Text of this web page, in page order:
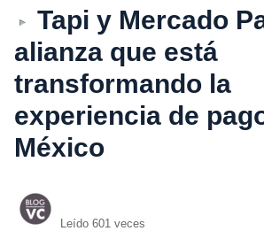
Tapi y Mercado
alianza que está
transformando la
experiencia de
México
Leído 601 veces